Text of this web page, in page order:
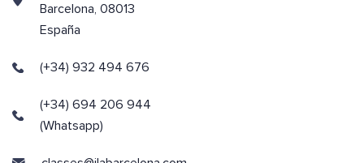
Barcelona, 08013
España
(+34) 932 494 676
(+34) 694 206 944
(Whatsapp)